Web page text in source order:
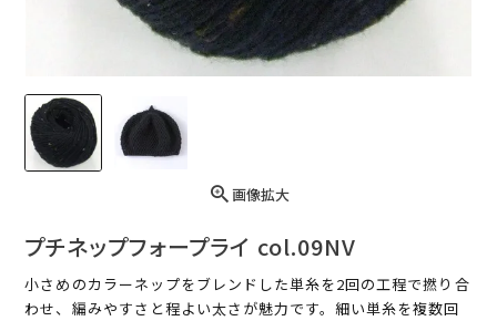
画像拡大
プチネップフォープライ col.09NV
小さめのカラーネップをブレンドした単糸を2回の工程で撚り合
わせ、編みやすさと程よい太さが魅力です。細い単糸を複数回